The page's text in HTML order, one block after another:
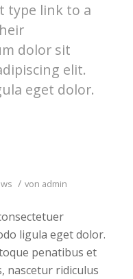
type link to a
dolor sit
elit.
eget dolor.
/ von admin
ligula eget dolor.
penatibus et
nascetur ridiculus